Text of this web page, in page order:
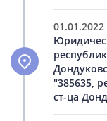
01.01.2022
"385635,
ст-ца